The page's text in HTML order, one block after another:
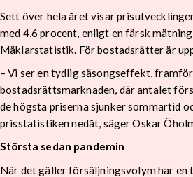
Sett över hela året visar
med 4,6 procent, enligt en färsk
Mäklarstatistik. För bostadsrätter är
– Vi ser en tydlig säsongseffekt,
bostadsrättsmarknaden, där antalet
de högsta priserna sjunker sommartid
prisstatistiken nedåt, säger Oskar
Största sedan pandemin
När det gäller försäljningsvolym har en